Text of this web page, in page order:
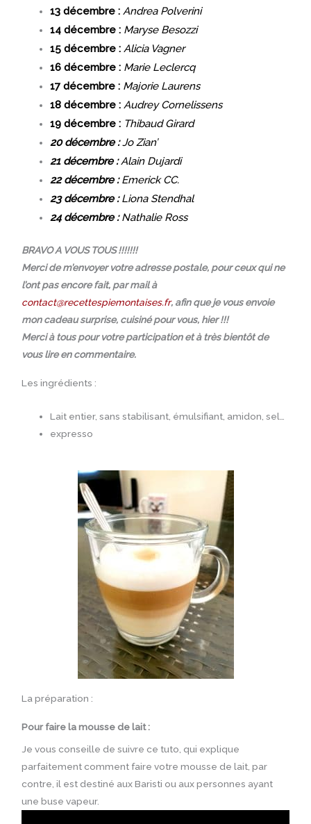
13 décembre : Andrea Polverini
14 décembre : Maryse Besozzi
15 décembre :Alicia Vagner
16 décembre : Marie Leclercq
17 décembre : Majorie Laurens
18 décembre :Audrey Cornelissens
19 décembre : Thibaud Girard
20 décembre :Jo Zian’
21 décembre :Alain Dujardi
22 décembre :Emerick CC.
23 décembre :Liona Stendhal
24 décembre :Nathalie Ross
BRAVO A VOUS TOUS !!!!!!!
Merci de m’envoyer votre adresse postale, pour ceux qui ne
l’ont pas encore fait, par mail à
contact@recettespiemontaises.fr, afin que je vous envoie
mon cadeau surprise, cuisiné pour vous, hier !!!
Merci à tous pour votre participation et à très bientôt de
vous lire en commentaire.
Les ingrédients :
Lait entier, sans stabilisant, émulsifiant, amidon, sel…
expresso
La préparation :
Pour faire la mousse de lait :
Je vous conseille de suivre ce tuto, qui explique
parfaitement comment faire votre mousse de lait, par
contre, il est destiné aux Baristi ou aux personnes ayant
une buse vapeur.